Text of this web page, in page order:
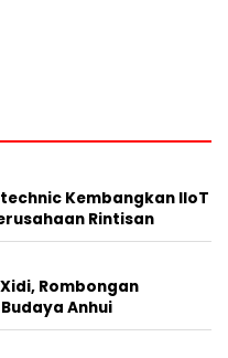
Kembangkan IIoT
Rintisan
Rombongan
Anhui